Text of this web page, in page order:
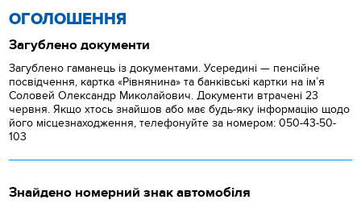
ОГОЛОШЕННЯ
Загублено документи
Загублено гаманець із документами. Усередині — пенсійне
посвідчення, картка «Рівнянина» та банківські картки на ім’я
Соловей Олександр Миколайович. Документи втрачені 23
червня. Якщо хтось знайшов або має будь-яку інформацію щодо
його місцезнаходження, телефонуйте за номером: 050-43-50-
103
Знайдено номерний знак автомобіля